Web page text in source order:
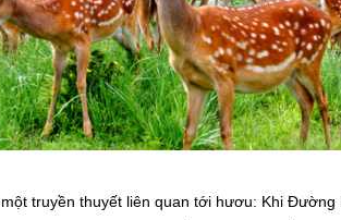
truyền thuyết liên quan tới hươu: Khi